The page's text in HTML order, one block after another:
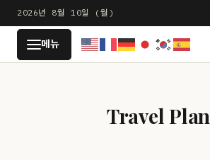
문
로
2026년 8월 10일 (월)
LUXDIGEST
메뉴
Travel Plan